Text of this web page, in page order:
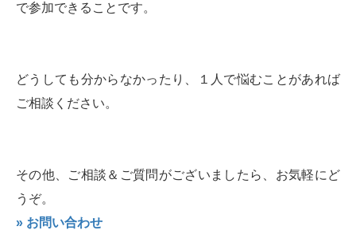
で参加できることです。
どうしても分からなかったり、１人で悩むことがあれば
ご相談ください。
その他、ご相談＆ご質問がございましたら、お気軽にど
うぞ。
» お問い合わせ